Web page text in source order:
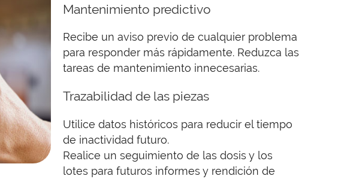
Mantenimiento predictivo
Recibe un aviso previo de cualquier problema
para responder más rápidamente. Reduzca las
tareas de mantenimiento innecesarias.
Trazabilidad de las piezas
Utilice datos históricos para reducir el tiempo
de inactividad futuro.
Realice un seguimiento de las dosis y los
lotes para futuros informes y rendición de